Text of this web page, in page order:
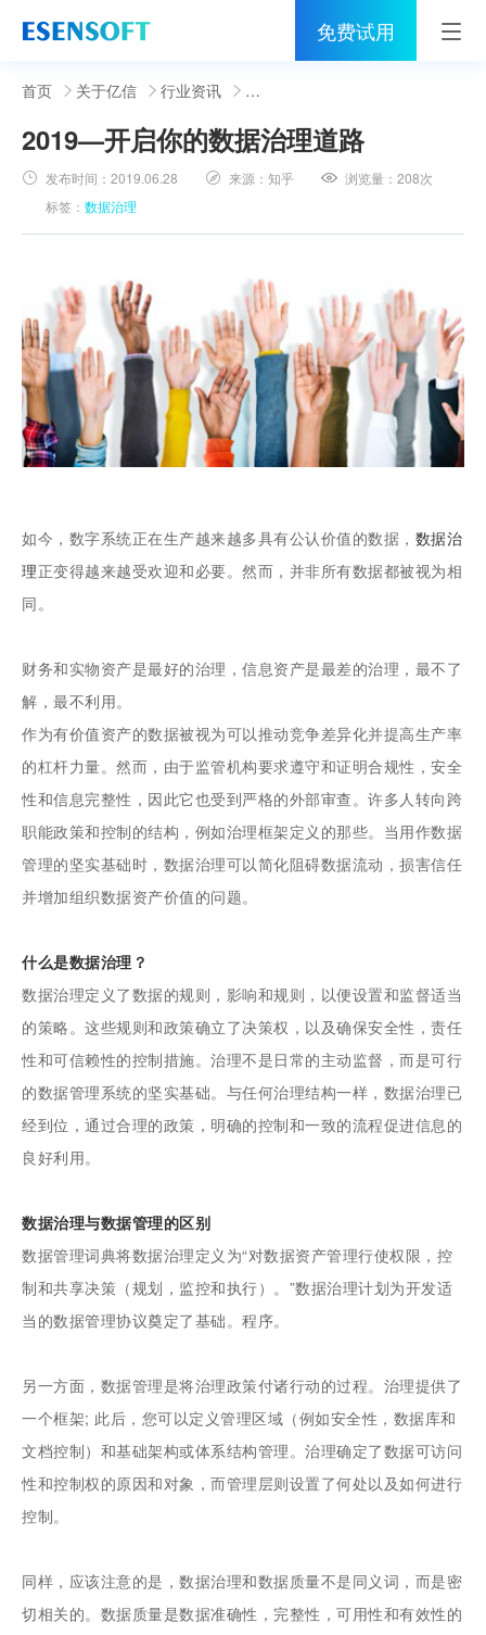
免费试用
首页
睿治
解决方案
伙伴
服务
社区
关于亿信
400-0011-866
首页 关于亿信 行业资讯
2019—开启你的数据治理道路
发布时间：2019.06.28 来源：知乎 浏览量：208次
标签：数据治理
如今，数字系统正在生产越来越多具有公认价值的数据， 数据治
理正变得越来越受欢迎和必要。然而，并非所有数据都被视为相
同。
财务和实物资产是最好的治理，信息资产是最差的治理，最不了
解，最不利用。
作为有价值资产的数据被视为可以推动竞争差异化并提高生产率
的杠杆力量。然而，由于监管机构要求遵守和证明合规性，安全
性和信息完整性，因此它也受到严格的外部审查。许多人转向跨
职能政策和控制的结构，例如治理框架定义的那些。当用作数据
管理的坚实基础时，数据治理可以简化阻碍数据流动，损害信任
并增加组织数据资产价值的问题。
什么是数据治理？
数据治理定义了数据的规则，影响和规则，以便设置和监督适当
的策略。这些规则和政策确立了决策权，以及确保安全性，责任
性和可信赖性的控制措施。治理不是日常的主动监督，而是可行
的数据管理系统的坚实基础。与任何治理结构一样，数据治理已
经到位，通过合理的政策，明确的控制和一致的流程促进信息的
良好利用。
数据治理与数据管理的区别
数据管理词典将数据治理定义为“对数据资产管理行使权限，控
制和共享决策（规划，监控和执行）。”数据治理计划为开发适
当的数据管理协议奠定了基础。程序。
另一方面，数据管理是将治理政策付诸行动的过程。治理提供了
一个框架; 此后，您可以定义管理区域（例如安全性，数据库和
文档控制）和基础架构或体系结构管理。治理确定了数据可访问
性和控制权的原因和对象，而管理层则设置了何处以及如何进行
控制。
同样，应该注意的是，数据治理和数据质量不是同义词，而是密
切相关的。数据质量是数据准确性，完整性，可用性和有效性的